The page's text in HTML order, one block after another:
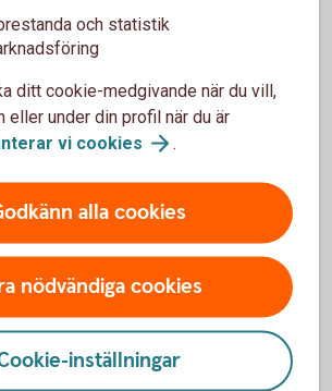
utveckling
på börsen i detalj på
- för dig som vill
fonder
och statistik
ditt cookie-medgivande när du vill,
eller under din profil när du är
vi cookies .
alla cookies
nödvändiga cookies
inställningar